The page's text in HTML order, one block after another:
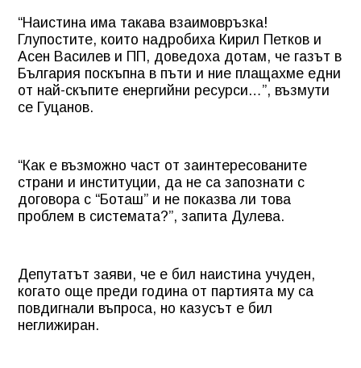
“Наистина има такава взаимовръзка!
Глупостите, които надробиха Кирил Петков и
Асен Василев и ПП, доведоха дотам, че газът в
България поскъпна в пъти и ние плащахме едни
от най-скъпите енергийни ресурси…”, възмути
се Гуцанов.
“Как е възможно част от заинтересованите
страни и институции, да не са запознати с
договора с “Боташ” и не показва ли това
проблем в системата?”, запита Дулева.
Депутатът заяви, че е бил наистина учуден,
когато още преди година от партията му са
повдигнали въпроса, но казусът е бил
неглижиран.